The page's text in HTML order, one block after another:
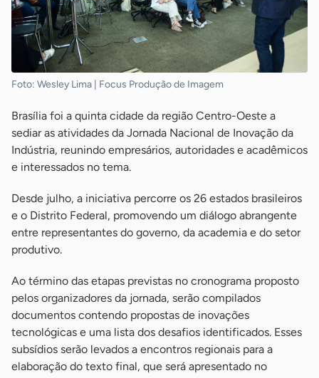
Foto: Wesley Lima | Focus Produção de Imagem
Brasília foi a quinta cidade da região Centro-Oeste a
sediar as atividades da Jornada Nacional de Inovação da
Indústria, reunindo empresários, autoridades e acadêmicos
e interessados no tema.
Desde julho, a iniciativa percorre os 26 estados brasileiros
e o Distrito Federal, promovendo um diálogo abrangente
entre representantes do governo, da academia e do setor
produtivo.
Ao término das etapas previstas no cronograma proposto
pelos organizadores da jornada, serão compilados
documentos contendo propostas de inovações
tecnológicas e uma lista dos desafios identificados. Esses
subsídios serão levados a encontros regionais para a
elaboração do texto final, que será apresentado no